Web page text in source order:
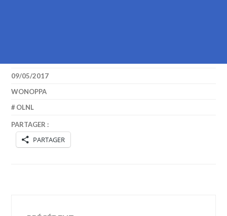
09/05/2017
WONOPPA
OLNL
PARTAGER :
PARTAGER
Navigation